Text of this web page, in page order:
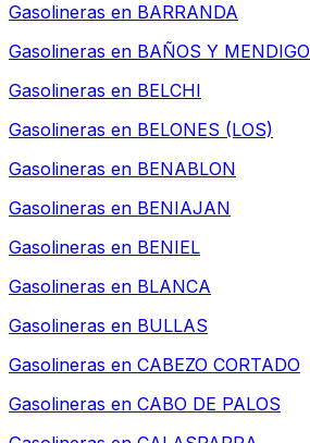
Gasolineras en BARRANDA
Gasolineras en BAÑOS Y MENDIGO
Gasolineras en BELCHI
Gasolineras en BELONES (LOS)
Gasolineras en BENABLON
Gasolineras en BENIAJAN
Gasolineras en BENIEL
Gasolineras en BLANCA
Gasolineras en BULLAS
Gasolineras en CABEZO CORTADO
Gasolineras en CABO DE PALOS